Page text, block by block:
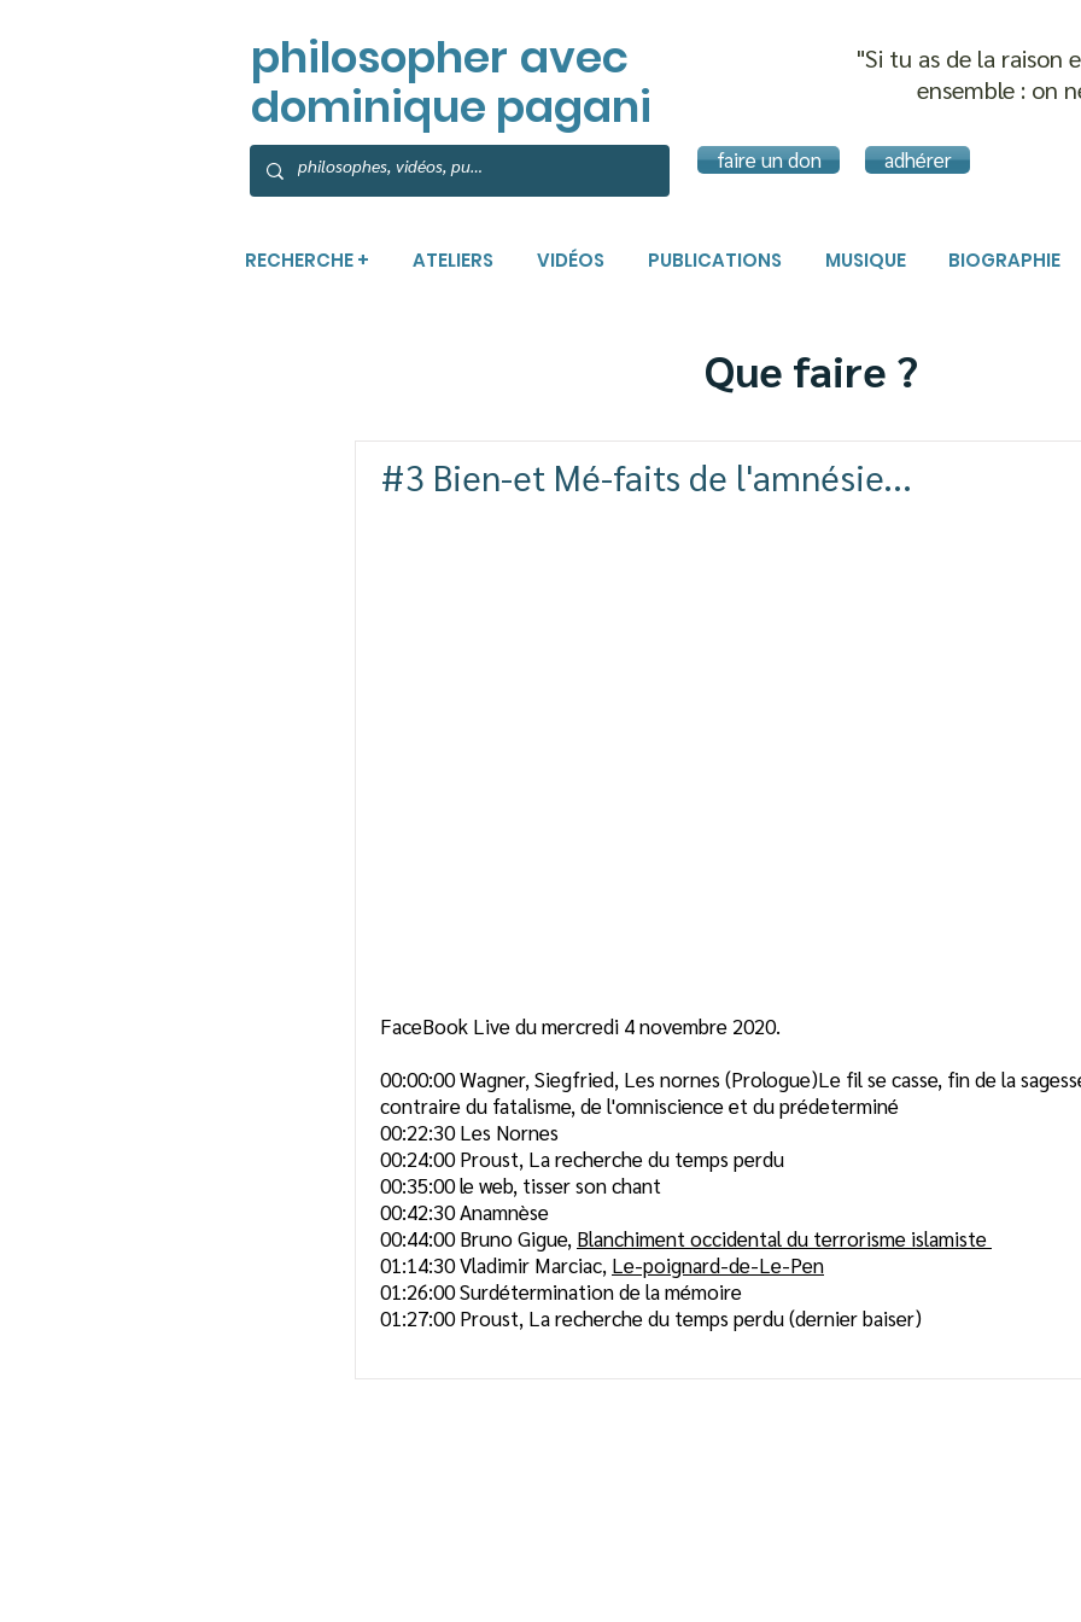
philosopher avec
dominique pagani
"Si tu as de la raison
ensemble : on
faire un don adhérer
RECHERCHE + ATELIERS VIDÉOS PUBLICATIONS MUSIQUE BIOGRAPHIE
Que faire ?
#3 Bien-et Mé-faits de l'amnésie...
FaceBook Live du mercredi 4 novembre 2020.
00:00:00Wagner, Siegfried, Les nornes (Prologue)Le fil se casse, fin de la
contraire du fatalisme, de l'omniscience et du prédeterminé
00:22:30Les Nornes
00:24:00Proust, La recherche du temps perdu
00:35:00le web, tisser son chant
00:42:30Anamnèse
00:44:00Bruno Gigue, Blanchiment occidental du terrorisme islamiste
01:14:30Vladimir Marciac, Le-poignard-de-Le-Pen
01:26:00Surdétermination de la mémoire
01:27:00Proust, La recherche du temps perdu (dernier baiser)